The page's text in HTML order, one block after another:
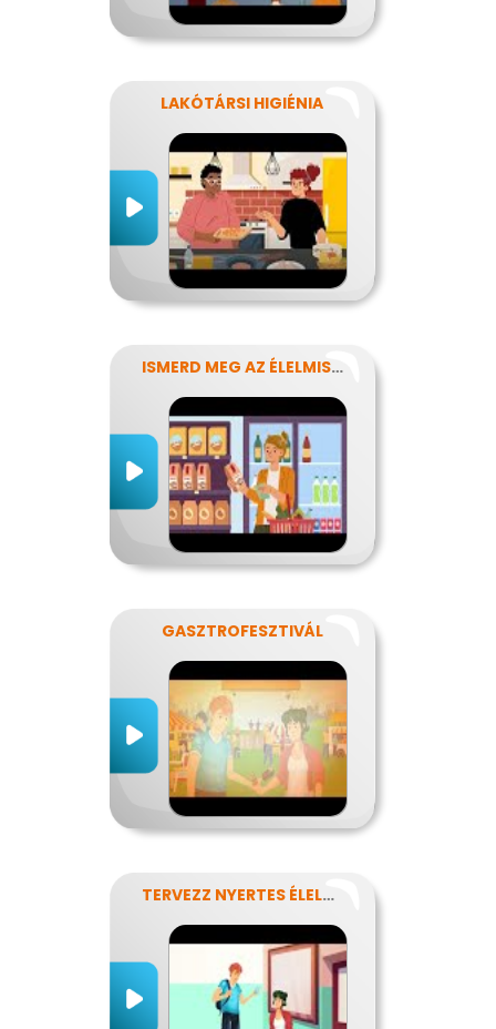
LAKÓTÁRSI HIGIÉNIA
ISMERD MEG AZ ÉLELMISZEREK TITKAIT!
GASZTROFESZTIVÁL
TERVEZZ NYERTES ÉLELMISZER-CSOMAGOLÁST!